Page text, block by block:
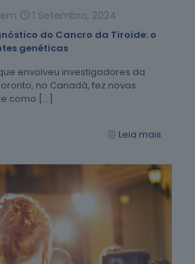
1 Setembro, 2024
do Cancro da Tiroide: o
genéticas
envolveu investigadores da
no Canadá, fez novas
como […]
Leia mais